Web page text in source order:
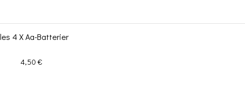
4 X Aa-Batterier
Prix
4,50 €